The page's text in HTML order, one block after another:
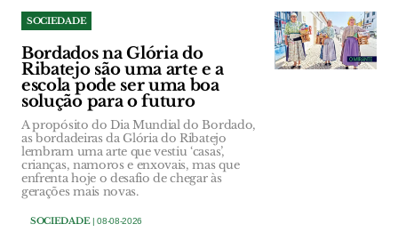
SOCIEDADE
Bordados na Glória do
Ribatejo são uma arte e a
escola pode ser uma boa
solução para o futuro
A propósito do Dia Mundial do Bordado,
as bordadeiras da Glória do Ribatejo
lembram uma arte que vestiu ‘casas’,
crianças, namoros e enxovais, mas que
enfrenta hoje o desafio de chegar às
gerações mais novas.
SOCIEDADE| 08-08-2026